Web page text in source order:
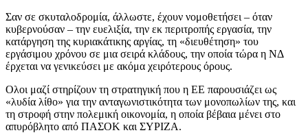
Σαν σε σκυταλοδρομία, άλλωστε, έχουν νομοθετήσει – όταν
κυβερνούσαν – την ευελιξία, την εκ περιτροπής εργασία, την
κατάργηση της κυριακάτικης αργίας, τη «διευθέτηση» του
εργάσιμου χρόνου σε μια σειρά κλάδους, την οποία τώρα η ΝΔ
έρχεται να γενικεύσει με ακόμα χειρότερους όρους.
Ολοι μαζί στηρίζουν τη στρατηγική που η ΕΕ παρουσιάζει ως
«λυδία λίθο» για την ανταγωνιστικότητα των μονοπωλίων της, και
τη στροφή στην πολεμική οικονομία, η οποία βέβαια μένει στο
απυρόβλητο από ΠΑΣΟΚ και ΣΥΡΙΖΑ.